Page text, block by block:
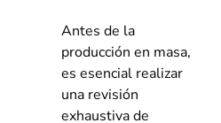
Antes de la
producción en masa,
es esencial realizar
una revisión
exhaustiva de